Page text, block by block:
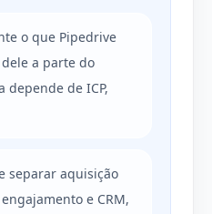
o que Pipedrive
a parte do
depende de ICP,
separar aquisição
e CRM,